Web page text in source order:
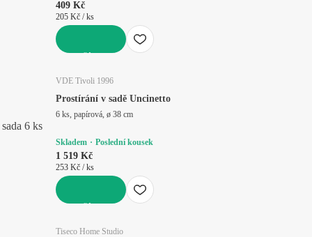
409 Kč
205 Kč / ks
sada 6 ks
VDE Tivoli 1996
Prostírání v sadě Uncinetto
6 ks, papírová, ø 38 cm
Skladem Poslední kousek
1 519 Kč
253 Kč / ks
Tiseco Home Studio